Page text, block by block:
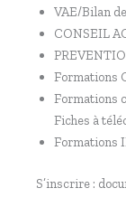
VAE/Bilan
CONSEIL
Formations
Formations
Fiches à
Formations
S’inscrire :